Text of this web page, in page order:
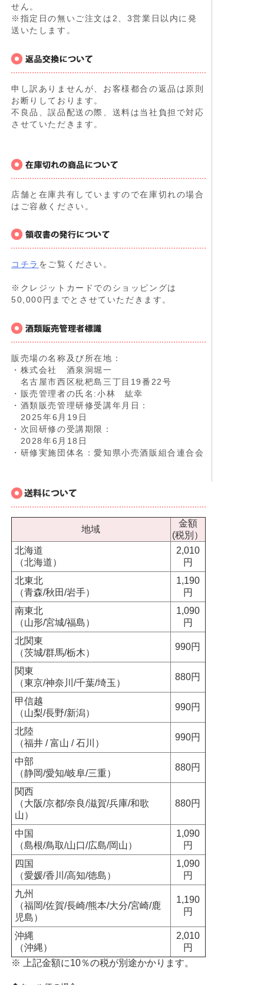
せん。
※指定日の無いご注文は2、3営業日以内に発
送いたします。
申し訳ありませんが、お客様都合の返品は原則
お断りしております。
不良品、誤品配送の際、送料は当社負担で対応
させていただきます。
店舗と在庫共有していますので在庫切れの場合
はご容赦ください。
コチラ をご覧ください。
※クレジットカードでのショッピングは
50,000円までとさせていただきます。
販売場の名称及び所在地：
・株式会社 酒泉洞堀一
名古屋市西区枇杷島三丁目19番22号
・販売管理者の氏名:小林 紘幸
・酒類販売管理研修受講年月日：
2025年6月19日
・次回研修の受講期限：
2028年6月18日
・研修実施団体名：愛知県小売酒販組合連合会
地域
金額
(税別）
北海道
（北海道）
2,010
円
北東北
（青森/秋田/岩手）
1,190
円
南東北
（山形/宮城/福島）
1,090
円
北関東
（茨城/群馬/栃木）
990円
関東
（東京/神奈川/千葉/埼玉）
880円
甲信越
（山梨/長野/新潟）
990円
北陸
（福井 / 富山 / 石川）
990円
中部
（静岡/愛知/岐阜/三重）
880円
関西
（大阪/京都/奈良/滋賀/兵庫/和歌
山）
880円
中国
（島根/鳥取/山口/広島/岡山）
1,090
円
四国
（愛媛/香川/高知/徳島）
1,090
円
九州
（福岡/佐賀/長崎/熊本/大分/宮崎/鹿
児島）
1,190
円
沖縄
（沖縄）
2,010
円
※ 上記金額に10％の税が別途かかります。